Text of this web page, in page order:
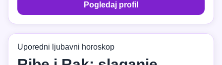
Pogledaj profil
Uporedni ljubavni horoskop